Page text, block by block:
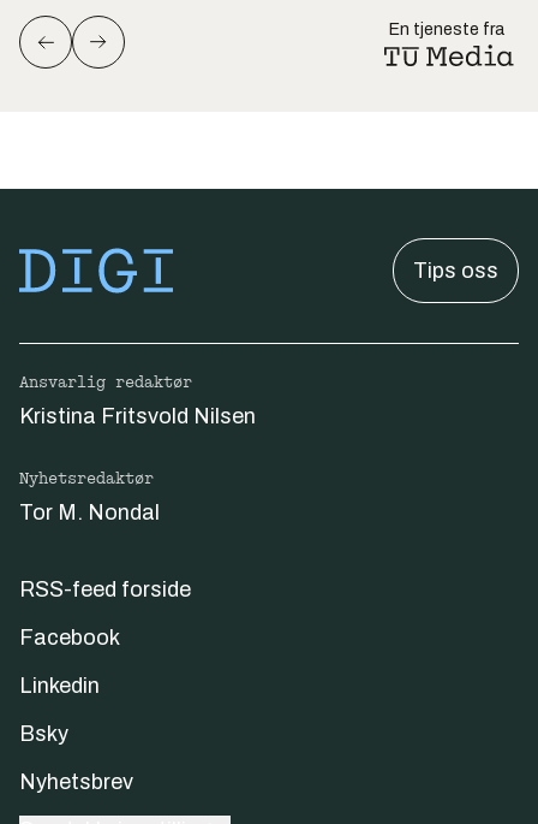
En tjeneste fra
Tips oss
Ansvarlig redaktør
Kristina Fritsvold Nilsen
Nyhetsredaktør
Tor M. Nondal
RSS-feed forside
Facebook
Linkedin
Bsky
Nyhetsbrev